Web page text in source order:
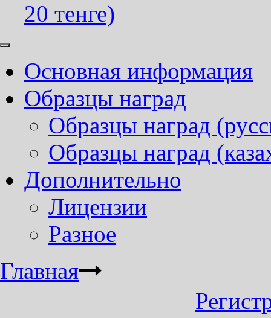
20 тенге)
Основная информация
Образцы наград
Образцы наград
Образцы наград
Дополнительно
Лицензии
Разное
Главная